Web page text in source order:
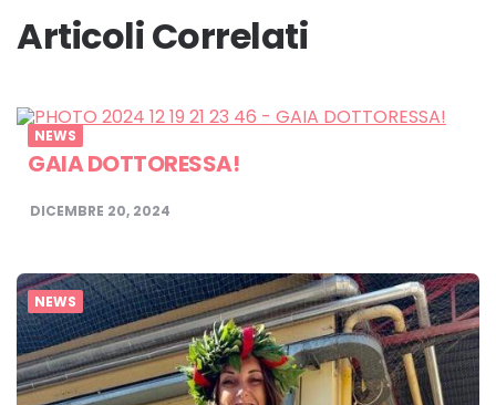
Articoli Correlati
NEWS
GAIA DOTTORESSA!
DICEMBRE 20, 2024
NEWS